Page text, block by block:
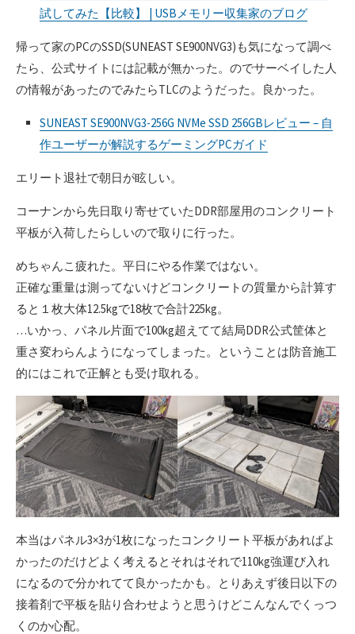
試してみた【比較】 | USBメモリー収集家のブログ
帰って家のPCのSSD(SUNEAST SE900NVG3)も気になって調べ
たら、公式サイトには記載が無かった。のでサーベイした人
の情報があったのでみたらTLCのようだった。良かった。
SUNEAST SE900NVG3-256G NVMe SSD 256GBレビュー – 自
作ユーザーが解説するゲーミングPCガイド
エリート退社で朝日が眩しい。
コーナンから先日取り寄せていたDDR部屋用のコンクリート
平板が入荷したらしいので取りに行った。
めちゃんこ疲れた。平日にやる作業ではない。
正確な重量は測ってないけどコンクリートの質量から計算す
ると１枚大体12.5kgで18枚で合計225kg。
…いかっ、パネル片面で100kg超えてて結局DDR公式筐体と
重さ変わらんようになってしまった。ということは防音施工
的にはこれで正解とも受け取れる。
本当はパネル3×3が1枚になったコンクリート平板があればよ
かったのだけどよく考えるとそれはそれで110kg強運び入れ
になるので分かれてて良かったかも。とりあえず後日以下の
接着剤で平板を貼り合わせようと思うけどこんなんでくっつ
くのか心配。